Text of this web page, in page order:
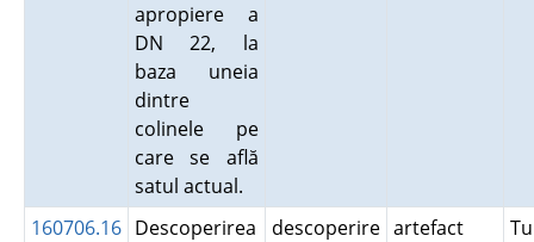
apropiere a
DN 22, la
baza uneia
dintre
colinele pe
care se află
satul actual.
160706.16 Descoperirea
descoperire artefact